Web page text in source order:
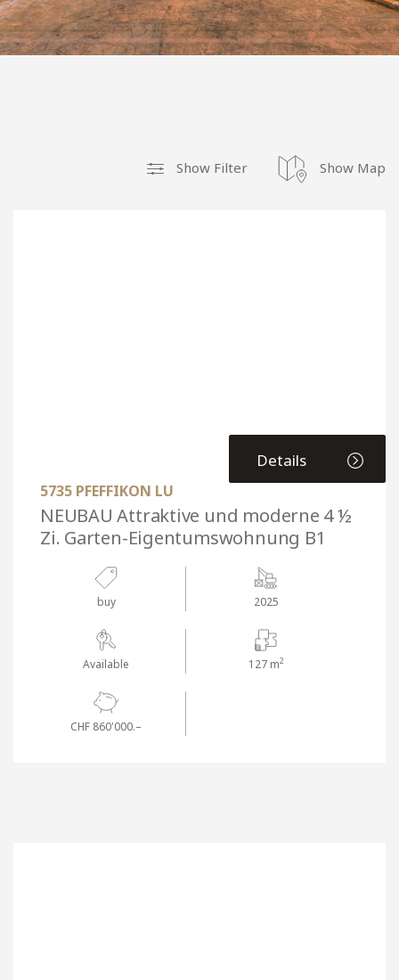
Show Filter Show Map
5735 PFEFFIKON LU
NEUBAU Attraktive und moderne 4 ½
Zi. Garten-Eigentumswohnung B1
buy 2025
Available 127 m2
CHF 860'000.–
Details